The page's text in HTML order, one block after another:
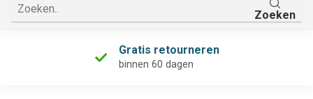
Zoeken
Gratis retourneren
binnen 60 dagen